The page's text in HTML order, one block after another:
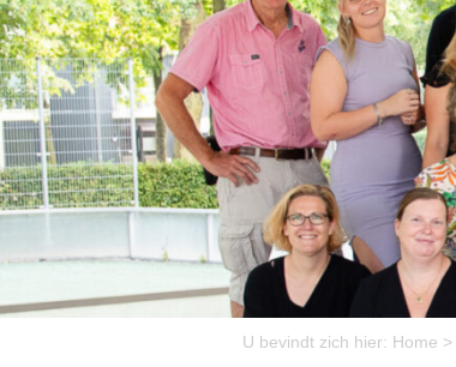
U bevindt zich hier: Home >